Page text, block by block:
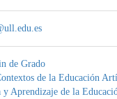
de Grado
de la Educación
y Aprendizaje de la